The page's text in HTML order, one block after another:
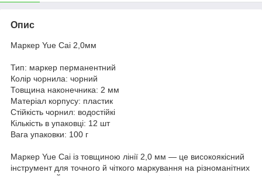
Опис
Маркер Yue Cai 2,0мм
Тип: маркер перманентний
Колір чорнила: чорний
Товщина наконечника: 2 мм
Матеріал корпусу: пластик
Стійкість чорнил: водостійкі
Кількість в упаковці: 12 шт
Вага упаковки: 100 г
Маркер Yue Cai із товщиною лінії 2,0 мм — це високоякісний
інструмент для точного й чіткого маркування на різноманітних